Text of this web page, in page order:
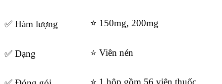
✅ Hàm lượng ⭐ 150mg, 200mg
✅ Dạng ⭐ Viên nén
⭐ 1 hộp gồm 56 viên thuốc